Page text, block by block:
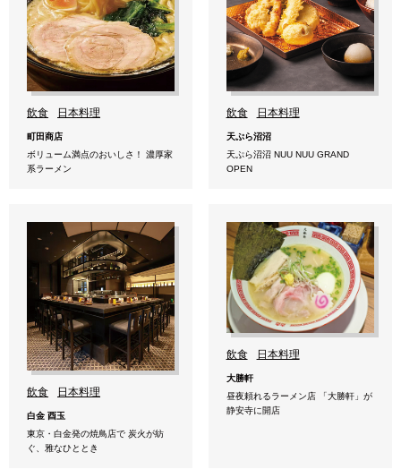
飲食 日本料理
町田商店
ボリューム満点のおいしさ！ 濃厚家
系ラーメン
飲食 日本料理
天ぷら沼沼
天ぷら沼沼 NUU NUU GRAND
OPEN
飲食 日本料理
白金 酉玉
東京・白金発の焼鳥店で 炭火が紡
ぐ、雅なひととき
飲食 日本料理
大勝軒
昼夜頼れるラーメン店 「大勝軒」が
静安寺に開店